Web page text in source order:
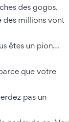
des gogos.
des millions vont
êtes un pion…
que votre
pas un